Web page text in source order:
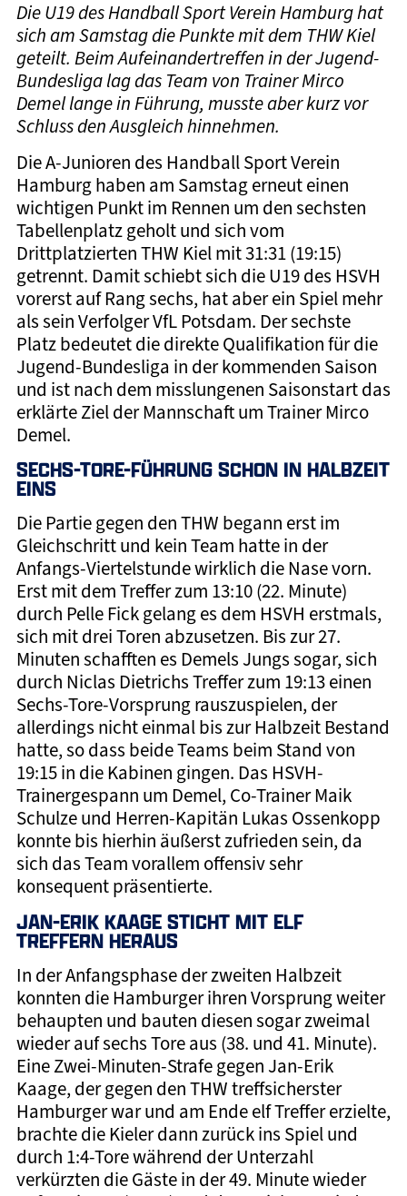
Die U19 des Handball Sport Verein Hamburg hat
sich am Samstag die Punkte mit dem THW Kiel
geteilt. Beim Aufeinandertreffen in der Jugend-
Bundesliga lag das Team von Trainer Mirco
Demel lange in Führung, musste aber kurz vor
Schluss den Ausgleich hinnehmen.
Die A-Junioren des Handball Sport Verein
Hamburg haben am Samstag erneut einen
wichtigen Punkt im Rennen um den sechsten
Tabellenplatz geholt und sich vom
Drittplatzierten THW Kiel mit 31:31 (19:15)
getrennt. Damit schiebt sich die U19 des HSVH
vorerst auf Rang sechs, hat aber ein Spiel mehr
als sein Verfolger VfL Potsdam. Der sechste
Platz bedeutet die direkte Qualifikation für die
Jugend-Bundesliga in der kommenden Saison
und ist nach dem misslungenen Saisonstart das
erklärte Ziel der Mannschaft um Trainer Mirco
Demel.
SECHS-TORE-FÜHRUNG SCHON IN HALBZEIT
EINS
Die Partie gegen den THW begann erst im
Gleichschritt und kein Team hatte in der
Anfangs-Viertelstunde wirklich die Nase vorn.
Erst mit dem Treffer zum 13:10 (22. Minute)
durch Pelle Fick gelang es dem HSVH erstmals,
sich mit drei Toren abzusetzen. Bis zur 27.
Minuten schafften es Demels Jungs sogar, sich
durch Niclas Dietrichs Treffer zum 19:13 einen
Sechs-Tore-Vorsprung rauszuspielen, der
allerdings nicht einmal bis zur Halbzeit Bestand
hatte, so dass beide Teams beim Stand von
19:15 in die Kabinen gingen. Das HSVH-
Trainergespann um Demel, Co-Trainer Maik
Schulze und Herren-Kapitän Lukas Ossenkopp
konnte bis hierhin äußerst zufrieden sein, da
sich das Team vorallem offensiv sehr
konsequent präsentierte.
JAN-ERIK KAAGE STICHT MIT ELF
TREFFERN HERAUS
In der Anfangsphase der zweiten Halbzeit
konnten die Hamburger ihren Vorsprung weiter
behaupten und bauten diesen sogar zweimal
wieder auf sechs Tore aus (38. und 41. Minute).
Eine Zwei-Minuten-Strafe gegen Jan-Erik
Kaage, der gegen den THW treffsicherster
Hamburger war und am Ende elf Treffer erzielte,
brachte die Kieler dann zurück ins Spiel und
durch 1:4-Tore während der Unterzahl
verkürzten die Gäste in der 49. Minute wieder